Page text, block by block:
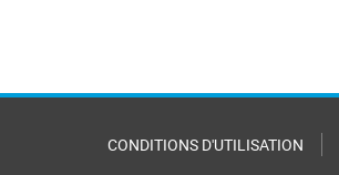
CONDITIONS D'UTILISATION